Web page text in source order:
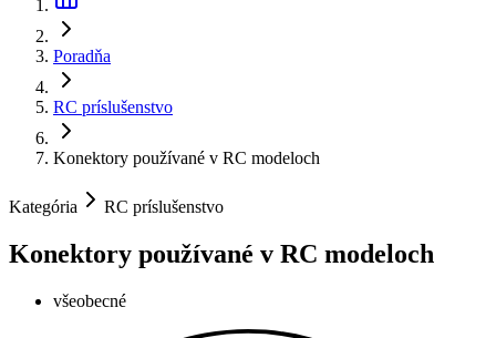
Poradňa
RC príslušenstvo
Konektory používané v RC modeloch
Kategória RC príslušenstvo
Konektory používané v RC modeloch
všeobecné